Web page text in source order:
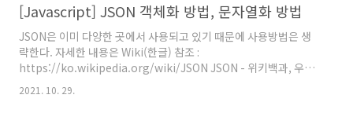
(크롬의 시크릿 창인 경우 지워짐) 세션 스토리지
(Session Storage)란 ?? 페이지를 닫으면 사라
짐 스토리지에 저장하는 값들은 key value 형태
로 구성되어 있다. 아직 로컬 스토리지와 세션 스
토리지의 사용처(?)는 학습하지 않았지만 로컬
스토리지와 세션 스토리지에 값을 추가하고, 읽
[Javascript] JSON 객체화 방법, 문자열화 방법
JSON은 이미 다양한 곳에서 사용되고 있기 때문에 사용방법은 생
략한다. 자세한 내용은 Wiki(한글) 참조 :
https://ko.wikipedia.org/wiki/JSON JSON - 위키백과, 우리
모두의 백과사전 JSON(제이슨[1], JavaScript Object
Notation)은 속성-값 쌍( attribute–value pairs and array
2021. 10. 29.